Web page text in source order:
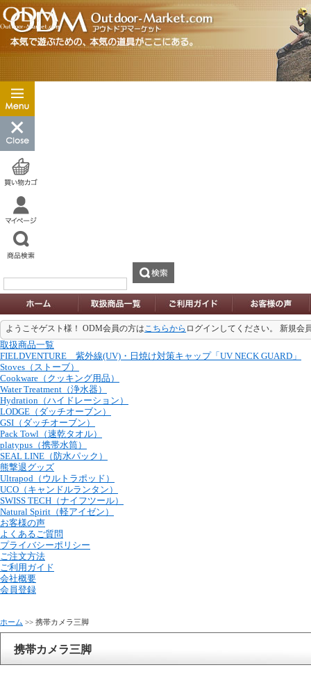
ようこそゲスト様！ ODM会員の方はこちらから ログインしてください。 新規会
取扱商品一覧
FIELDVENTURE 紫外線(UV)・日焼け対策キャップ「UV NECK GUARD」
Stoves（ストーブ）
Cookware（クッキング用品）
Water Treatment（浄水器）
Hydration（ハイドレーション）
LODGE（ダッチオーブン）
GSI（ダッチオーブン）
Pack Towl（速乾タオル）
platypus（携帯水筒）
SEAL LINE（防水パック）
熊撃退グッズ
Ultrapod（ウルトラポッド）
UCO（キャンドルランタン）
SWISS TECH（ナイフツール）
Natural Spirit（軽アイゼン）
お客様の声
よくあるご質問
プライバシーポリシー
ご注文方法
ご利用ガイド
会社概要
会員登録
ホーム >> 携帯カメラ三脚
携帯カメラ三脚